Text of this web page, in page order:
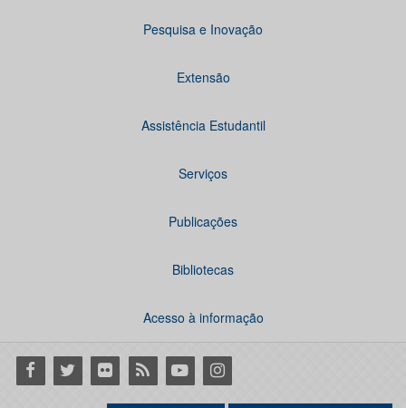
Pesquisa e Inovação
Extensão
Assistência Estudantil
Serviços
Publicações
Bibliotecas
Acesso à informação
Facebook
Twitter Flickr RSS YoutubeInstagram